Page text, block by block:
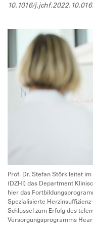
10.1016/
Prof. Dr. Stefan Störk leitet
(DZHI) das Department
hier das
Spezialisierte
Schlüssel zum Erfolg des
Versorgungsprogramms